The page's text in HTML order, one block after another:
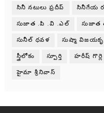
సినీ నటులు ప్రదీప్ సినీగేయ
సుజాత .పి .వి .ఎల్ సుజాత
సునీల్ ధవళ సుష్మా
స్త్రీలోకం స్పూర్తి హరీష్ గొర్లె
హైమా శ్రీనివాస్